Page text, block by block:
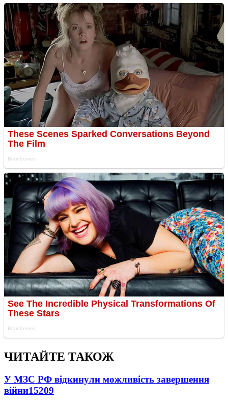
ЧИТАЙТЕ ТАКОЖ
У МЗС РФ відкинули можливість завершення
війни15209